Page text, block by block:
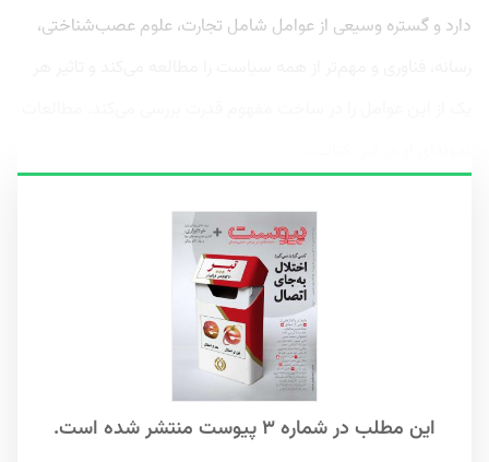
دارد و گستره وسیعی از عوامل شامل تجارت، علوم عصب‌شناختی،
این مطلب در شماره ۳ پیوست منتشر شده است.